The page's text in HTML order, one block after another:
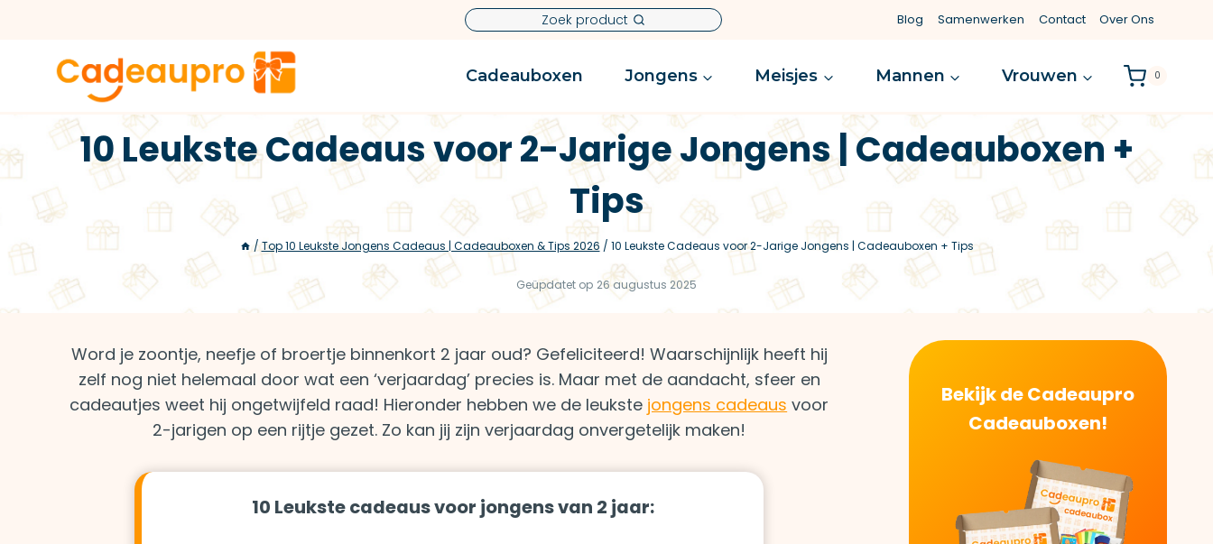
Zoek product Blog Samenwerken Contact Over Ons
Cadeauboxen Jongens Meisjes Mannen Vrouwen 0
10 Leukste Cadeaus voor 2-Jarige Jongens | Cadeauboxen +
Tips
/ Top 10 Leukste Jongens Cadeaus | Cadeauboxen & Tips 2026 / 10 Leukste Cadeaus voor 2-Jarige Jongens | Cadeauboxen + Tips
Geüpdatet op 26 augustus 2025
Word je zoontje, neefje of broertje binnenkort 2 jaar oud? Gefeliciteerd! Waarschijnlijk heeft hij
zelf nog niet helemaal door wat een ‘verjaardag’ precies is. Maar met de aandacht, sfeer en
cadeautjes weet hij ongetwijfeld raad! Hieronder hebben we de leukste jongens cadeaus voor
2-jarigen op een rijtje gezet. Zo kan jij zijn verjaardag onvergetelijk maken!
10 Leukste cadeaus voor jongens van 2 jaar:
Bekijk de Cadeaupro
Cadeauboxen!